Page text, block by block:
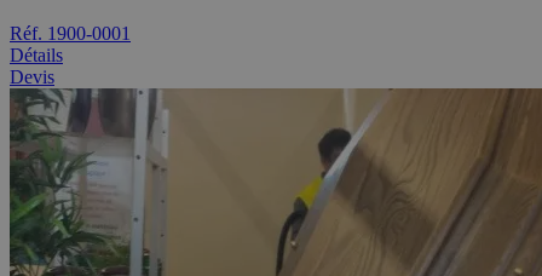
Réf. 1900-0001
Détails
Devis